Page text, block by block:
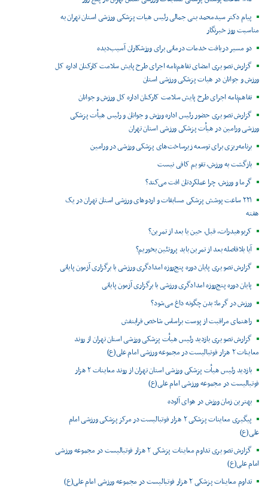
پیام دکتر سیدمحمد بنی جمالی رئیس هیات پزشکی ورزشی استان تهران به
مناسبت روز خبرنگار
دو مسیر دریافت خدمات درمانی برای ورزشکاران آسیب‌دیده
گزارش تصویری امضای تفاهم‌نامه اجرای طرح پایش سلامت کارکنان اداره کل
ورزش و جوانان در هیات پزشکی ورزشی استان
تفاهم‌نامه اجرای طرح پایش سلامت کارکنان اداره کل ورزش و جوانان
گزارش تصویری حضور رئیس اداره ورزش و جوانان و رئیس هیأت پزشکی
ورزشی ورامین در هیأت پزشکی ورزشی استان تهران
برنامه‌ریزی برای توسعه زیرساخت‌های پزشکی ورزشی در ورامین
بازگشت به ورزش، تقویم کافی نیست
گرما و ورزش، چرا عملکردتان افت می‌کند؟
۲۲۱ ساعت پوشش پزشکی مسابقات و اردوهای ورزشی استان تهران در یک
هفته
کربوهیدرات، قبل، حین یا بعد از تمرین؟
آیا بلافاصله بعد از تمرین باید پروتئین بخوریم؟
گزارش تصویری پایان دوره پنج‌روزه امدادگری ورزشی با برگزاری آزمون پایانی
پایان دوره پنج‌روزه امدادگری ورزشی با برگزاری آزمون پایانی
ورزش در گرما؛ بدن چگونه داغ می‌شود؟
راهنمای مراقبت از پوست براساس شاخص فرابنفش
گزارش تصویری بازدید رئیس هیأت پزشکی ورزشی استان تهران از روند
معاینات ۲ هزار فوتبالیست در مجموعه ورزشی امام علی(ع)
بازدید رئیس هیأت پزشکی ورزشی استان تهران از روند معاینات ۲ هزار
فوتبالیست در مجموعه ورزشی امام علی(ع)
بهترین زمان ورزش در هوای آلوده
پیگیری معاینات پزشکی ۲ هزار فوتبالیست در مرکز پزشکی ورزشی امام
علی(ع)
گزارش تصویری تداوم معاینات پزشکی ۲ هزار فوتبالیست در مجموعه ورزشی
امام علی(ع)
تداوم معاینات پزشکی ۲ هزار فوتبالیست در مجموعه ورزشی امام علی(ع)